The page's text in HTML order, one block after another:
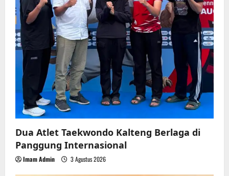
Dua Atlet Taekwondo Kalteng Berlaga di
Panggung Internasional
Imam Admin 3 Agustus 2026